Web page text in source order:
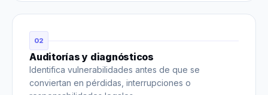
02
Auditorías y diagnósticos
Identifica vulnerabilidades antes de que se
conviertan en pérdidas, interrupciones o